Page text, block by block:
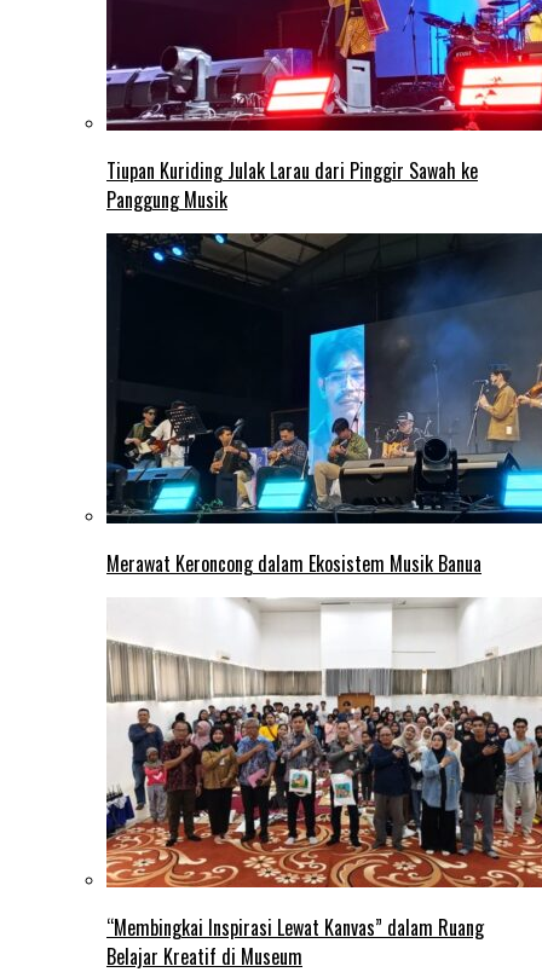
Tiupan Kuriding Julak Larau dari Pinggir Sawah ke
Panggung Musik
Merawat Keroncong dalam Ekosistem Musik Banua
“Membingkai Inspirasi Lewat Kanvas” dalam Ruang
Belajar Kreatif di Museum